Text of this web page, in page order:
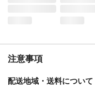
注意事項
配送地域・送料について